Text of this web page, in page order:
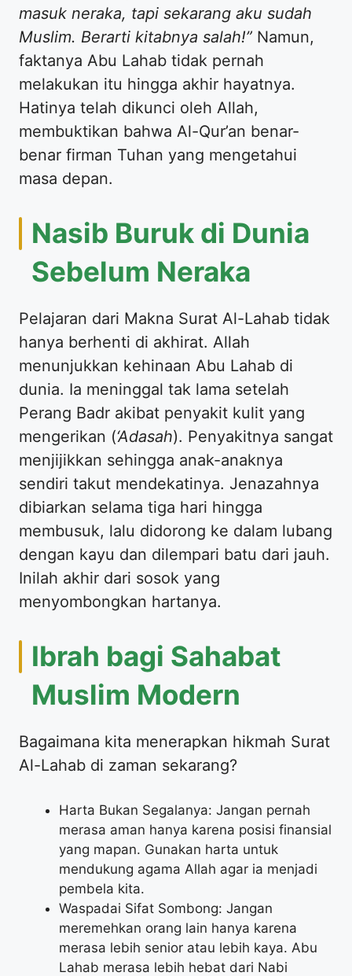
masuk neraka, tapi sekarang aku sudah
Muslim. Berarti kitabnya salah!” Namun,
faktanya Abu Lahab tidak pernah
melakukan itu hingga akhir hayatnya.
Hatinya telah dikunci oleh Allah,
membuktikan bahwa Al-Qur’an benar-
benar firman Tuhan yang mengetahui
masa depan.
Nasib Buruk di Dunia
Sebelum Neraka
Pelajaran dari Makna Surat Al-Lahab tidak
hanya berhenti di akhirat. Allah
menunjukkan kehinaan Abu Lahab di
dunia. Ia meninggal tak lama setelah
Perang Badr akibat penyakit kulit yang
mengerikan (‘Adasah). Penyakitnya sangat
menjijikkan sehingga anak-anaknya
sendiri takut mendekatinya. Jenazahnya
dibiarkan selama tiga hari hingga
membusuk, lalu didorong ke dalam lubang
dengan kayu dan dilempari batu dari jauh.
Inilah akhir dari sosok yang
menyombongkan hartanya.
Ibrah bagi Sahabat
Muslim Modern
Bagaimana kita menerapkan hikmah Surat
Al-Lahab di zaman sekarang?
Harta Bukan Segalanya: Jangan pernah
merasa aman hanya karena posisi finansial
yang mapan. Gunakan harta untuk
mendukung agama Allah agar ia menjadi
pembela kita.
Waspadai Sifat Sombong: Jangan
meremehkan orang lain hanya karena
merasa lebih senior atau lebih kaya. Abu
Lahab merasa lebih hebat dari Nabi